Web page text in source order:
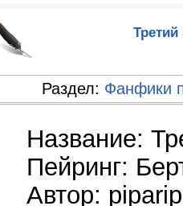
Раздел: Фанфики
Название:
Пейринг:
Автор: